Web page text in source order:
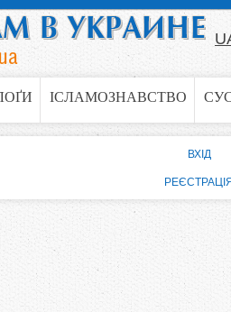
to navigation
ІСЛАМОЗНАВСТВО
ВХІД